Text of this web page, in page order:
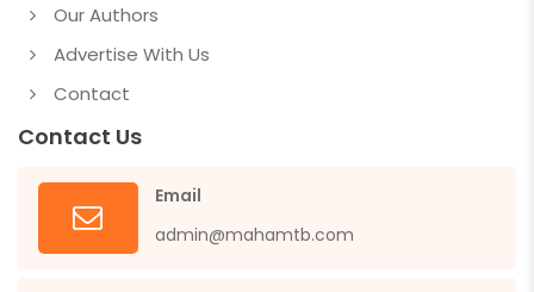
Our Authors
Advertise With Us
Contact
Contact Us
Email
admin@mahamtb.com